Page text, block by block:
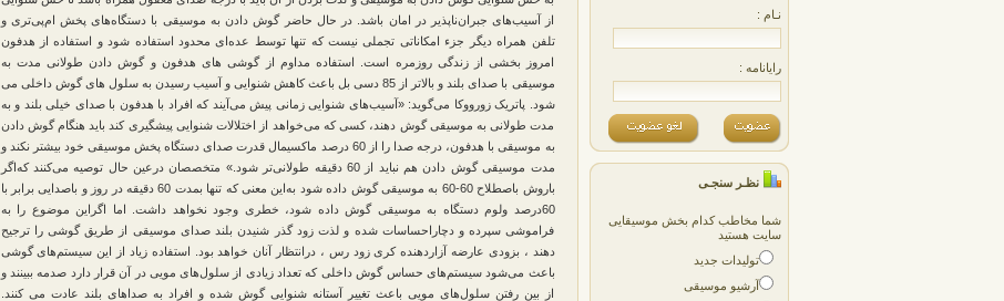
نـام :
رایانامه :
نظـر سنجـی
شما مخاطب کدام بخش موسیقایی
سایت هستید
تولیدات جدید
آرشیو موسیقی
از آسیب‌های جبران‌ناپذیر در امان باشد. در حال حاضر گوش دادن به موسیقی با دستگاه‌های پخش ام‌پی‌تری و
تلفن همراه دیگر جزء امکاناتی تجملی نیست که تنها توسط عده‌ای محدود استفاده شود و استفاده از هدفون
امروز بخشی از زندگی روزمره است. استفاده مداوم از گوشی های هدفون و گوش دادن طولانی مدت به
موسیقی با صدای بلند و بالاتر از 85 دسی بل باعث كاهش شنوایی و آسیب رسیدن به سلول های گوش داخلی می
شود. پاتریک زورووکا می‌گوید: «آسیب‌های شنوایی زمانی پیش ‌می‌آیند که افراد با هدفون با صدای خیلی بلند و به
مدت طولانی به موسیقی گوش دهند، کسی که می‌خواهد از اختلالات شنوایی پیشگیری کند باید هنگام گوش دادن
به موسیقی با هدفون، درجه صدا را از 60 درصد ماکسیمال قدرت صدای دستگاه پخش موسیقی خود بیشتر نکند و
مدت موسیقی گوش دادن هم نباید از 60 دقیقه طولانی‌تر شود.» متخصصان درعین حال توصیه می‌کنند که‌اگر
60‬درصد ولوم دستگاه به موسیقی گوش داده شود، خطری وجود نخواهد داشت. اما اگراین موضوع را به
فراموشی سپرده و دچاراحساسات شده و لذت زود گذر شنیدن بلند صدای موسیقی از طریق گوشی را ترجیح
دهند ، بزودی عارضه آزاردهنده کری زود رس ، درانتظار آنان خواهد بود. استفاده زیاد از این سیستم‌های گوشی
باعث می‌شود سیستم‌های حساس گوش داخلی که تعداد زیادی از سلول‌های مویی در آن قرار دارد صدمه ببینند و
از بین رفتن سلول‌های مویی باعث تغییر آستانه شنوایی گوش شده و افراد به صداهای بلند عادت می کنند.